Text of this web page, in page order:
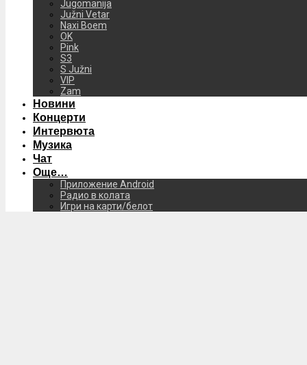
Jugomanija
Južni Vetar
Naxi Boem
OK
Pink
S3
S Južni
VIP
Zam
Новини
Концерти
Интервюта
Музика
Чат
Още…
Приложение Android
Радио в колата
Игри на карти/белот